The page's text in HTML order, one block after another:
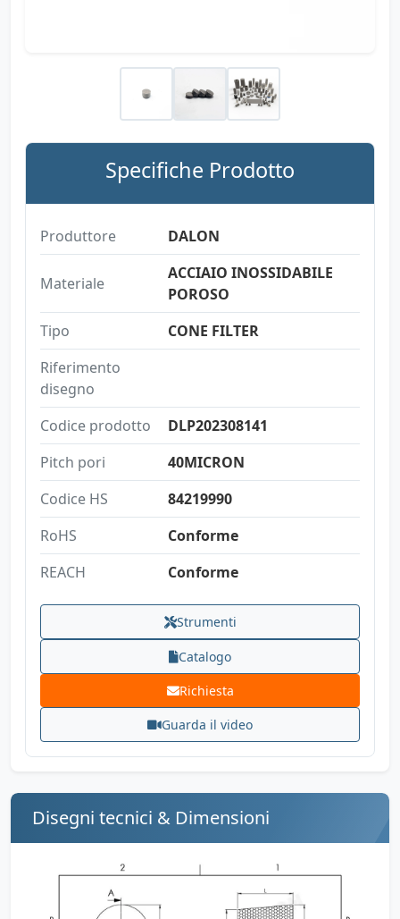
Specifiche Prodotto
Produttore DALON
Materiale
ACCIAIO INOSSIDABILE
POROSO
Tipo
CONE FILTER
Riferimento
disegno
Codice prodotto
DLP202308141
Pitch pori
40MICRON
Codice HS
84219990
RoHS
Conforme
REACH
Conforme
Strumenti
Catalogo
Richiesta
Guarda il video
Disegni tecnici & Dimensioni